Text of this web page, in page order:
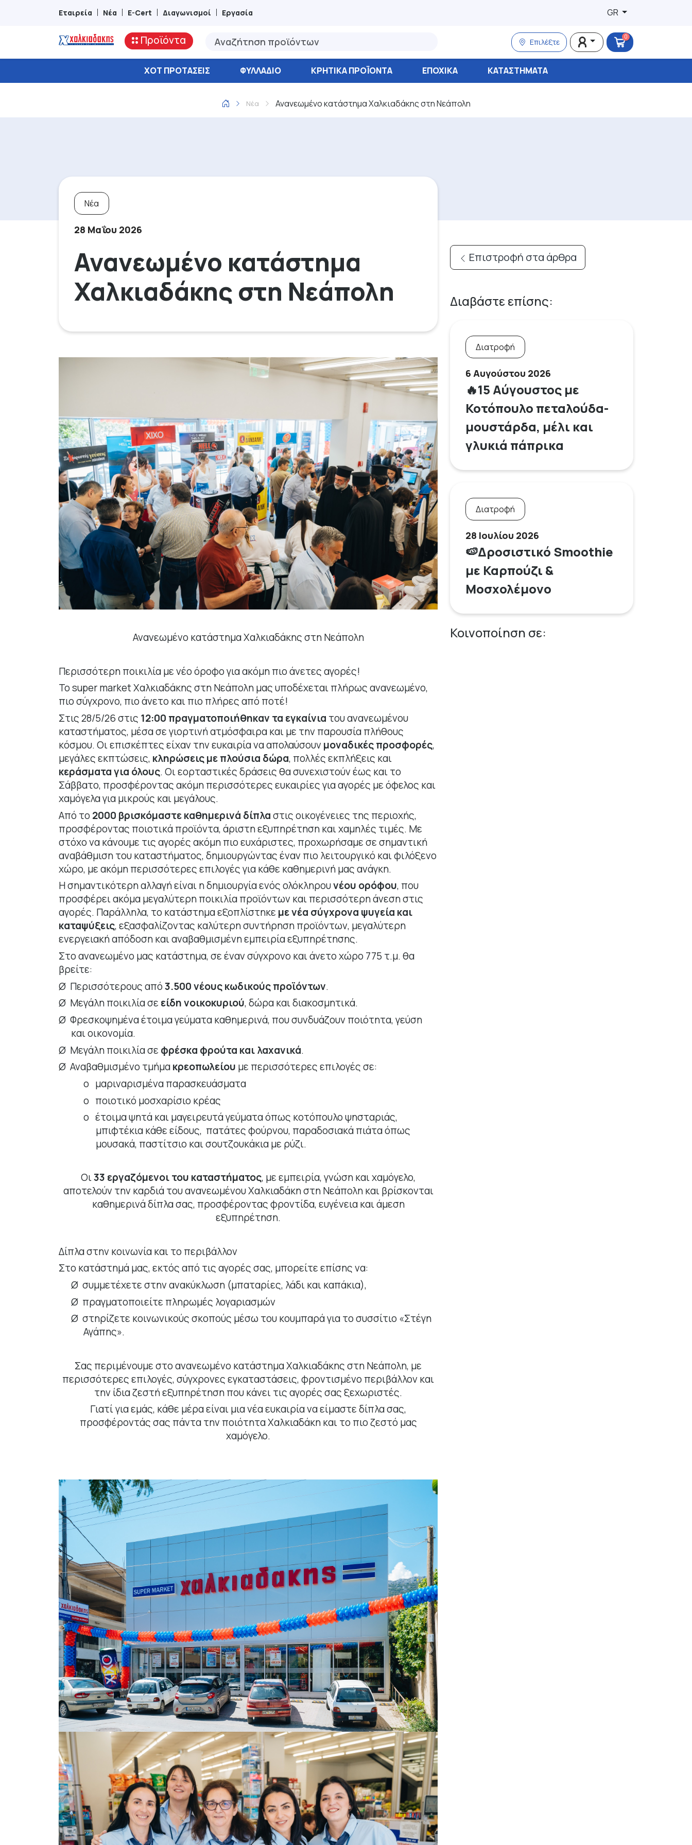
Εταιρεία Νέα E-Cert Διαγωνισμοί Εργασία GR
Προϊόντα Επιλέξτε
0
ΧΟΤ ΠΡΟΤΆΣΕΙΣ ΦΥΛΛΆΔΙΟ ΚΡΗΤΙΚΑ ΠΡΟΪΟΝΤΑ ΕΠΟΧΙΚΑ ΚΑΤΑΣΤΉΜΑΤΑ
Νέα Ανανεωμένο κατάστημα Χαλκιαδάκης στη Νεάπολη
Νέα
28 Μαΐου 2026
Ανανεωμένο κατάστημα
Χαλκιαδάκης στη Νεάπολη
Ανανεωμένο κατάστημα Χαλκιαδάκης στη Νεάπολη
Περισσότερη ποικιλία με νέο όροφο για ακόμη πιο άνετες αγορές!
ΤοsupermarketΧαλκιαδάκης στη Νεάπολη μας υποδέχεται πλήρως ανανεωμένο,
πιο σύγχρονο, πιο άνετο και πιο πλήρες από ποτέ!
Στις 28/5/26 στις 12:00 πραγματοποιήθηκαν τα εγκαίνια του ανανεωμένου
καταστήματος, μέσα σε γιορτινή ατμόσφαιρα και με την παρουσία πλήθους
κόσμου. Οι επισκέπτες είχαν την ευκαιρία να απολαύσουν μοναδικές προσφορές,
μεγάλες εκπτώσεις, κληρώσεις με πλούσια δώρα, πολλές εκπλήξεις και
κεράσματα για όλους. Οι εορταστικές δράσεις θα συνεχιστούν έως και το
Σάββατο, προσφέροντας ακόμη περισσότερες ευκαιρίες για αγορές με όφελος και
χαμόγελα για μικρούς και μεγάλους.
Από το2000 βρισκόμαστε καθημερινά δίπλαστις οικογένειες της περιοχής,
προσφέροντας ποιοτικά προϊόντα, άριστη εξυπηρέτηση και χαμηλές τιμές. Με
στόχο να κάνουμε τις αγορές ακόμη πιο ευχάριστες, προχωρήσαμε σε σημαντική
αναβάθμιση του καταστήματος, δημιουργώντας έναν πιο λειτουργικό και φιλόξενο
χώρο, με ακόμη περισσότερες επιλογές για κάθε καθημερινή μας ανάγκη.
Η σημαντικότερη αλλαγή είναι η δημιουργία ενός ολόκληρουνέου ορόφου, που
προσφέρει ακόμα μεγαλύτερη ποικιλία προϊόντων και περισσότερη άνεση στις
αγορές. Παράλληλα, το κατάστημα εξοπλίστηκε με νέα σύγχρονα ψυγεία και
καταψύξεις, εξασφαλίζοντας καλύτερη συντήρηση προϊόντων, μεγαλύτερη
ενεργειακή απόδοση και αναβαθμισμένη εμπειρία εξυπηρέτησης.
Στο ανανεωμένο μας κατάστημα, σε έναν σύγχρονο και άνετο χώρο 775 τ.μ. θα
βρείτε:
Ø Περισσότερους από3.500 νέους κωδικούς προϊόντων.
Ø Μεγάλη ποικιλία σε είδη νοικοκυριού, δώρα και διακοσμητικά.
Ø Φρεσκοψημένα έτοιμα γεύματακαθημερινά, που συνδυάζουν ποιότητα, γεύση
και οικονομία.
Ø Μεγάλη ποικιλία σε φρέσκα φρούτα και λαχανικά.
Ø Αναβαθμισμένο τμήμακρεοπωλείου με περισσότερες επιλογές σε:
o μαριναρισμένα παρασκευάσματα
o ποιοτικό μοσχαρίσιο κρέας
o έτοιμα ψητά και μαγειρευτά γεύματα όπως κοτόπουλο ψησταριάς,
μπιφτέκια κάθε είδους, πατάτες φούρνου, παραδοσιακά πιάτα όπως
μουσακά, παστίτσιο και σουτζουκάκια με ρύζι.
Οι33 εργαζόμενοι του καταστήματος, με εμπειρία, γνώση και χαμόγελο,
αποτελούν την καρδιά του ανανεωμένου Χαλκιαδάκη στη Νεάπολη και βρίσκονται
καθημερινά δίπλα σας, προσφέροντας φροντίδα, ευγένεια και άμεση
εξυπηρέτηση.
Δίπλα στην κοινωνία και το περιβάλλον
Στο κατάστημά μας, εκτός από τις αγορές σας, μπορείτε επίσης να:
Ø συμμετέχετε στην ανακύκλωση (μπαταρίες, λάδι και καπάκια),
Ø πραγματοποιείτε πληρωμές λογαριασμών
Ø στηρίζετε κοινωνικούς σκοπούς μέσω του κουμπαρά για το συσσίτιο «Στέγη
Αγάπης».
Σας περιμένουμε στο ανανεωμένο κατάστημα Χαλκιαδάκης στη Νεάπολη, με
περισσότερες επιλογές, σύγχρονες εγκαταστάσεις, φροντισμένο περιβάλλον και
την ίδια ζεστή εξυπηρέτηση που κάνει τις αγορές σας ξεχωριστές.
Γιατί για εμάς, κάθε μέρα είναι μια νέα ευκαιρία να είμαστε δίπλα σας,
προσφέροντάς σας πάντα την ποιότητα Χαλκιαδάκη και το πιο ζεστό μας
χαμόγελο.
Επιστροφή στα άρθρα
Διαβάστε επίσης:
Διατροφή
6 Αυγούστου 2026
🔥15 Αύγουστος με
Κοτόπουλο πεταλούδα-
μουστάρδα, μέλι και
γλυκιά πάπρικα
Διατροφή
28 Ιουλίου 2026
🍉Δροσιστικό Smoothie
με Καρπούζι &
Μοσχολέμονο
Κοινοποίηση σε: